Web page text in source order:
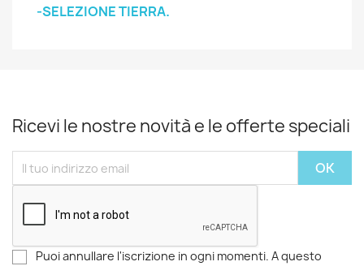
-SELEZIONE TIERRA.
Ricevi le nostre novità e le offerte speciali
Puoi annullare l'iscrizione in ogni momenti. A questo